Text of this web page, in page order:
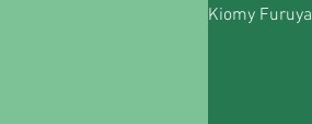
Kiomy Furuya